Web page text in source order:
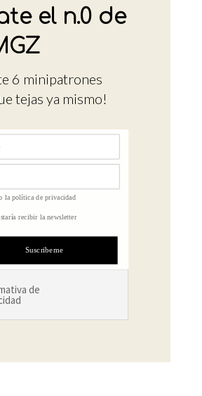
el n.0 de
6 minipatrones
tejas ya mismo!
la política de privacidad
recibir la newsletter
Suscribeme
de